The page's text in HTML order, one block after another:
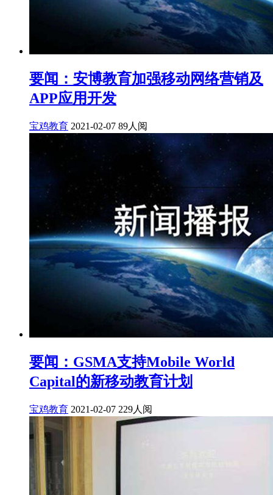
要闻：安博教育加强移动网络营销及
APP应用开发
宝鸡教育 2021-02-07 89人阅
要闻：GSMA支持Mobile World
Capital的新移动教育计划
宝鸡教育 2021-02-07 229人阅